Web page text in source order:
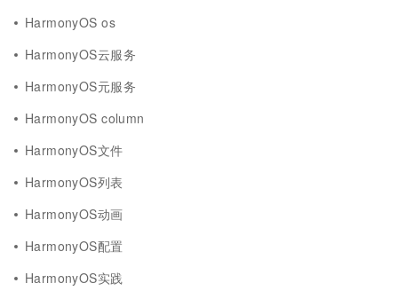
HarmonyOS os
HarmonyOS云服务
HarmonyOS元服务
HarmonyOS column
HarmonyOS文件
HarmonyOS列表
HarmonyOS动画
HarmonyOS配置
HarmonyOS实践